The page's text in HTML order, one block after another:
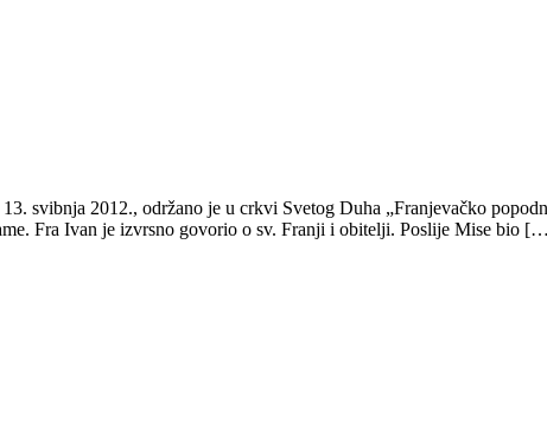
svibnja 2012., održano je u crkvi Svetog Duha „Franjevačko
Fra Ivan je izvrsno govorio o sv. Franji i obitelji. Poslije Mise bio